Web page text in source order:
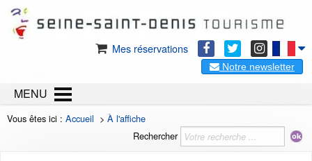
Mes réservations
Notre newsletter
MENU
Vous êtes ici : Accueil > À l'affiche
Rechercher